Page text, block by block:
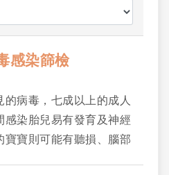
感染篩檢
的病毒，七成以上的成人
感染胎兒易有發育及神經
寶寶則可能有聽損、腦部